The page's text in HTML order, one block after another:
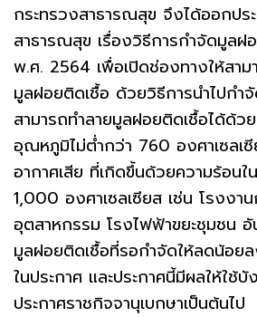
กระทรวงสาธารณสุข จึงได้ออกปร
สาธารณสุข เรื่องวิธีการกำจัดมูลฝ
พ.ศ. 2564 เพื่อเปิดช่องทางให้สาม
มูลฝอยติดเชื้อ ด้วยวิธีการนำไปกำ
สามารถทำลายมูลฝอยติดเชื้อได้ด้ว
อุณหภูมิไม่ต่ำกว่า 760 องศาเซลเซี
อากาศเสีย ที่เกิดขึ้นด้วยความร้อน
1,000 องศาเซลเซียส เช่น โรงงา
อุตสาหกรรม โรงไฟฟ้าขยะชุมชน
มูลฝอยติดเชื้อที่รอกำจัดให้ลดน้อย
ในประกาศ และประกาศนี้มีผลให้ใช้
ประกาศราชกิจจานุเบกษาเป็นต้นไป